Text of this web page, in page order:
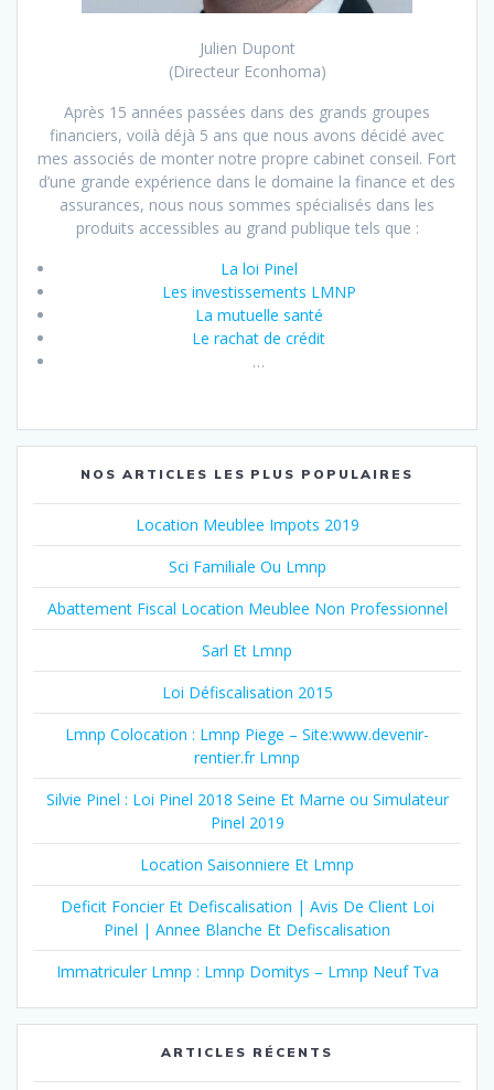
Julien Dupont
(Directeur Econhoma)
Après 15 années passées dans des grands groupes
financiers, voilà déjà 5 ans que nous avons décidé avec
mes associés de monter notre propre cabinet conseil. Fort
d’une grande expérience dans le domaine la finance et des
assurances, nous nous sommes spécialisés dans les
produits accessibles au grand publique tels que :
La loi Pinel
Les investissements LMNP
La mutuelle santé
Le rachat de crédit
…
NOS ARTICLES LES PLUS POPULAIRES
Location Meublee Impots 2019
Sci Familiale Ou Lmnp
Abattement Fiscal Location Meublee Non Professionnel
Sarl Et Lmnp
Loi Défiscalisation 2015
Lmnp Colocation : Lmnp Piege – Site:www.devenir-
rentier.fr Lmnp
Silvie Pinel : Loi Pinel 2018 Seine Et Marne ou Simulateur
Pinel 2019
Location Saisonniere Et Lmnp
Deficit Foncier Et Defiscalisation | Avis De Client Loi
Pinel | Annee Blanche Et Defiscalisation
Immatriculer Lmnp : Lmnp Domitys – Lmnp Neuf Tva
ARTICLES RÉCENTS